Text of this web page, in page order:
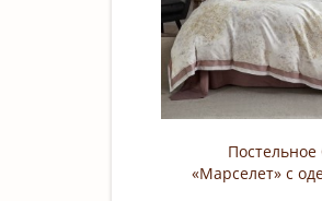
Постельное
«Марселет» с